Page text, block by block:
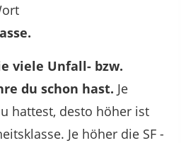
viele Unfall- bzw.
du schon hast. Je
hattest, desto höher ist
Je höher die SF -